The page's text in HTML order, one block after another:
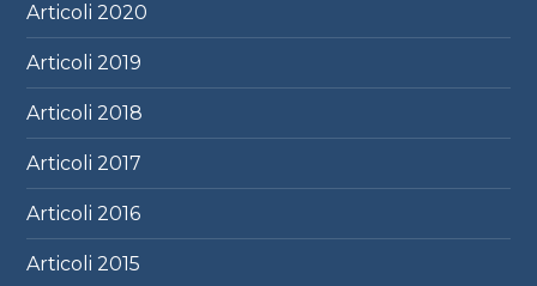
Articoli2020
Articoli2019
Articoli2018
Articoli2017
Articoli2016
Articoli2015